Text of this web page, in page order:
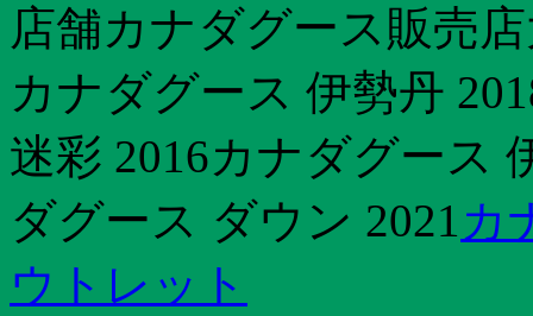
店舗カナダグース販売
カナダグース 伊勢丹
迷彩 2016カナダグース
ダグース ダウン 2021 カ
ウトレット